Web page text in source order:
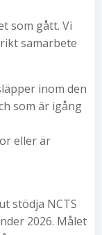
som gått. Vi
samarbete
inom den
som är igång
eller är
stödja NCTS
2026. Målet